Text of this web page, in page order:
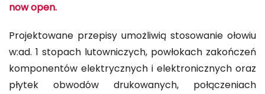
now open.
Projektowane przepisy umożliwią stosowanie ołowiu
w:ad. 1 stopach lutowniczych, powłokach zakończeń
komponentów elektrycznych i elektronicznych oraz
płytek obwodów drukowanych, połączeniach